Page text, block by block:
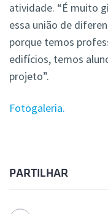
atividade. “É muito
essa união de
porque temos
edifícios, temos
projeto”.
Fotogaleria.
PARTILHAR